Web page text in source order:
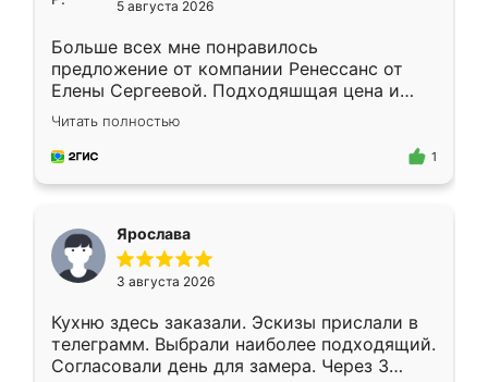
5 августа 2026
Больше всех мне понравилось
предложение от компании Ренессанс от
Елены Сергеевой. Подходяшщая цена и
короткие сроки изготовления. Приехавший
для замера сотрудник Владислав
предложил по моему эскизу самый
Читать полностью
1
Ярослава
3 августа 2026
Кухню здесь заказали. Эскизы прислали в
телеграмм. Выбрали наиболее подходящий.
Согласовали день для замера. Через 3